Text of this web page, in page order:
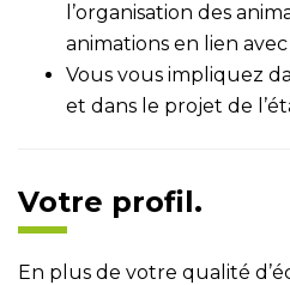
l’organisation des
animations en lien
Vous vous impliquez
et dans le projet de
Votre profil.
En plus de votre qualité